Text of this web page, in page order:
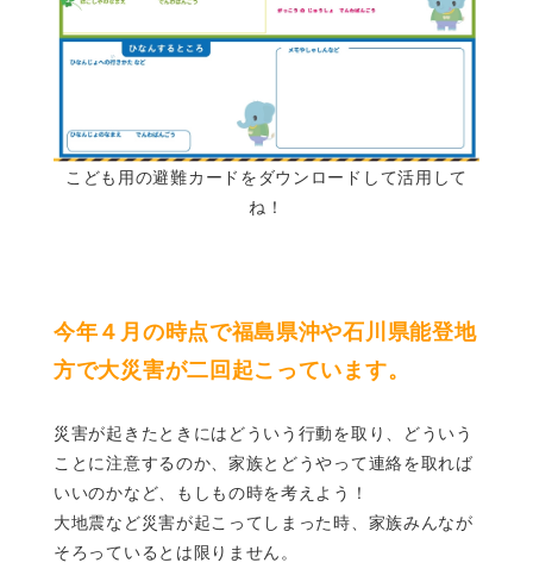
こども用の避難カードをダウンロードして活用して
ね！
今年４月の時点で福島県沖や石川県能登地
方で大災害が二回起こっています。
災害が起きたときにはどういう行動を取り、どういう
ことに注意するのか、家族とどうやって連絡を取れば
いいのかなど、もしもの時を考えよう！
大地震など災害が起こってしまった時、家族みんなが
そろっているとは限りません。